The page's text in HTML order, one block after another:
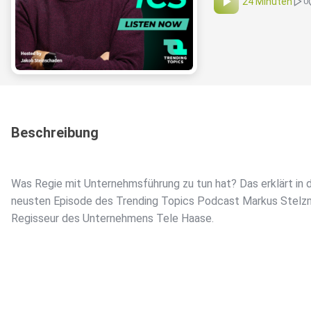
Beschreibung
Was Regie mit Unternehmsführung zu tun hat? Das erklärt in
neusten Episode des Trending Topics Podcast Markus
Regisseur des Unternehmens Tele Haase.